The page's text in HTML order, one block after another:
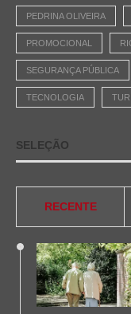
PEDRINA OLIVEIRA
PROMOCIONAL
SEGURANÇA PÚBLICA
TECNOLOGIA
SELEÇÃO
RECENTE